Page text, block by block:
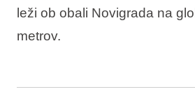
leži ob obali Novigrada na
metrov.